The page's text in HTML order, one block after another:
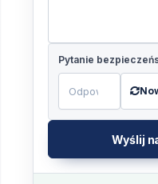
Pytanie
Wyślij